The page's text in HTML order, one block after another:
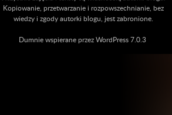
Kopiowanie, przetwarzanie i rozpowszechnianie, bez
wiedzy i zgody autorki blogu, jest zabronione.
Dumnie wspierane przez WordPress 7.0.3